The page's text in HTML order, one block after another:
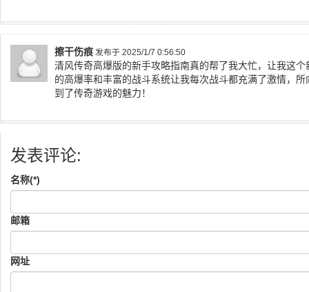
擦干伤痕 发布于 2025/1/7 0:56:50
清风传奇高爆版的新手攻略指南真的帮了我大忙，让我这
的高爆率和丰富的战斗系统让我每次战斗都充满了激情，
到了传奇游戏的魅力！
发表评论:
名称(*)
邮箱
网址